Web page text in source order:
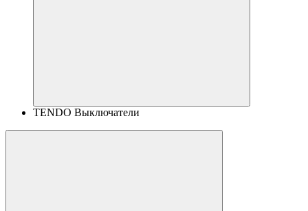
TENDO Выключатели